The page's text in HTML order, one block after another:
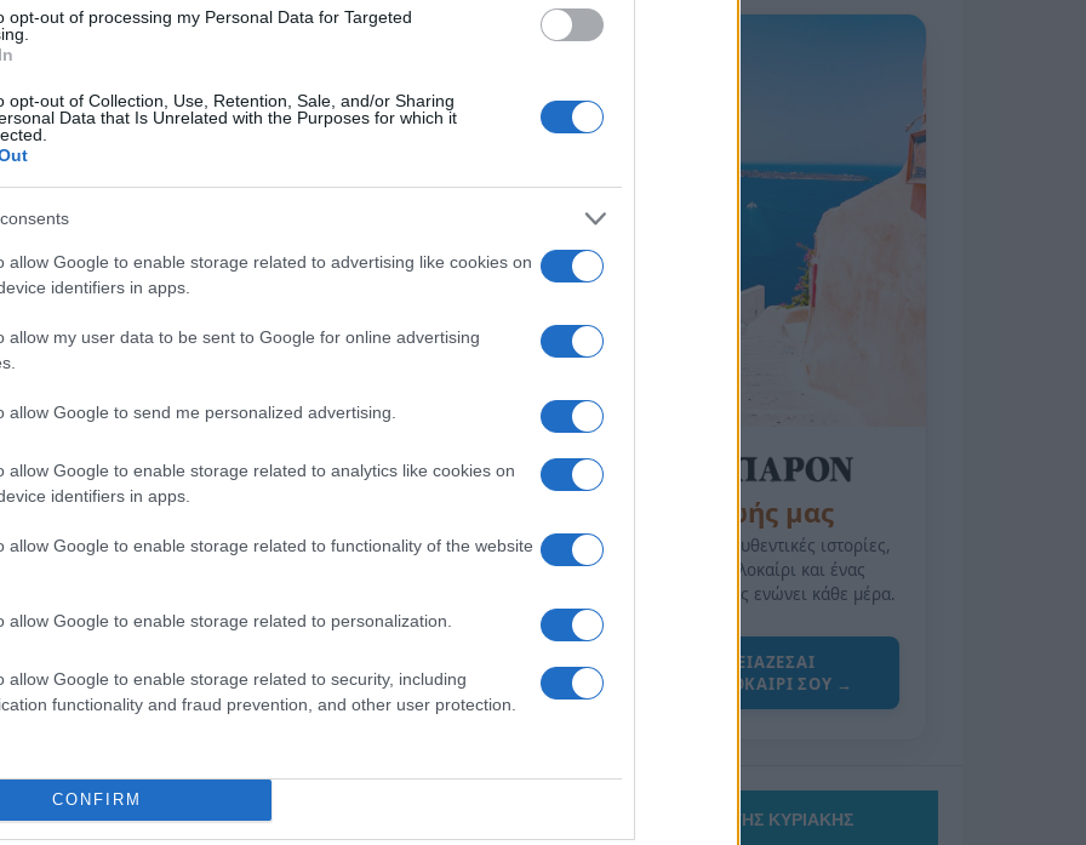
opt-out of processing my Personal Data for Targeted
opt-out of Collection, Use, Retention, Sale, and/or Sharing
Data that Is Unrelated with the Purposes for which it
allow Google to enable storage related to advertising like cookies on
identifiers in apps.
allow my user data to be sent to Google for online advertising
allow Google to send me personalized advertising.
allow Google to enable storage related to analytics like cookies on
identifiers in apps.
allow Google to enable storage related to functionality of the website
allow Google to enable storage related to personalization.
allow Google to enable storage related to security, including
functionality and fraud prevention, and other user protection.
CONFIRM
– Το kitchen trick που κάθε foodie
Τηλεοπτικά «Μαγειρέματα», Ψηφιακοί
Τράπουλα των Ελληνικών Media
συμπαρασύρει την κυβέρνηση
Ο καιρός των επομένων ημερών:
θερμοκρασίας
, ΕΦΚΑ , ΟΑΕΔ , ΤΣΠΕΑΘ
της Ζωής μας
Οι άνθρωποι, οι αυθεντικές ιστορίες,
το ελληνικό καλοκαίρι και ένας
πολιτισμός που μας ενώνει κάθε μέρα.
ΟΣΑ ΧΡΕΙΑΖΕΣΑΙ
ΓΙΑ ΤΟ ΚΑΛΟΚΑΙΡΙ ΣΟΥ →
ΤΟ ΠΑΡΟΝ ΤΗΣ ΚΥΡΙΑΚΗΣ